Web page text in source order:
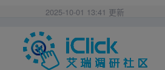
2025-10-01 13:41 更新